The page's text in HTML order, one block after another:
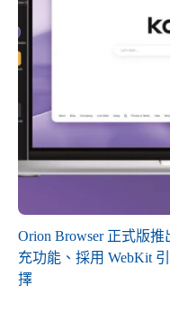
Orion Browser 正式版推
充功能、採用 WebKit
擇